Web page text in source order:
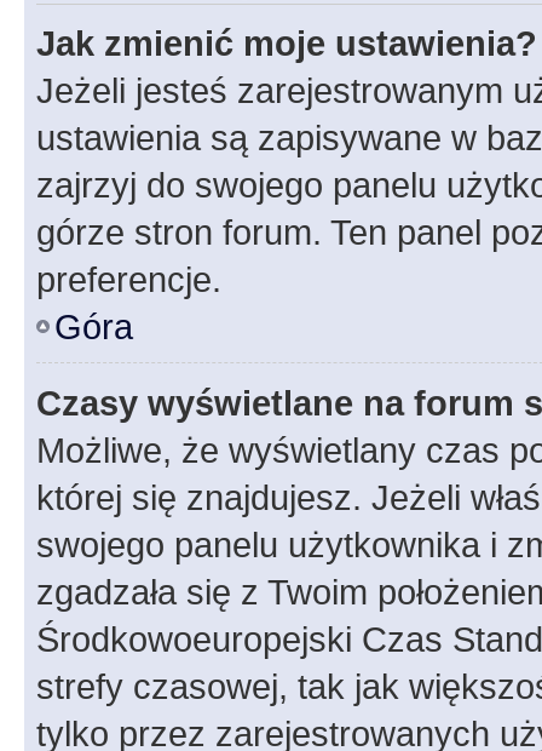
Jak zmienić moje ustawienia?
Jeżeli jesteś zarejestrowanym
ustawienia są zapisywane w
zajrzyj do swojego panelu
górze stron forum. Ten panel
preferencje.
Góra
Czasy wyświetlane na forum
Możliwe, że wyświetlany czas
której się znajdujesz. Jeżeli
swojego panelu użytkownika i
zgadzała się z Twoim
Środkowoeuropejski Czas
strefy czasowej, tak jak
tylko przez zarejestrowanych